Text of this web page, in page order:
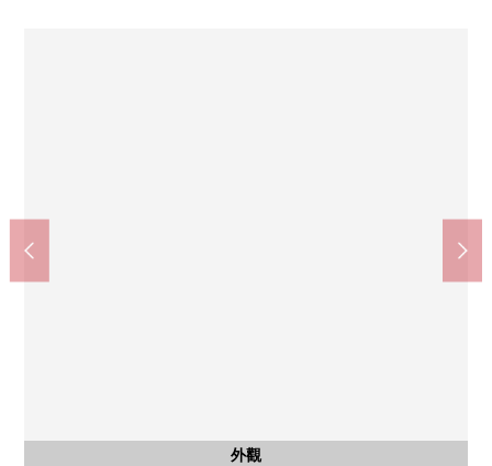
外觀
客廳
LDK(約13.7張塌塌米)
客廳
LDK(約13.7張塌塌米)
客廳
LDK(約13.7張塌塌米)
客廳
LDK(約13.7張塌塌米)
收納
收納(LDK約13.7張塌塌米部分)
廚房
廚房
公共汽車
浴室
洗臉
盥洗台
廁所
其他
附帶TV監視器的內部對講機
室內
西式房間(約5.8張塌塌米)
室內
西式房間(約5.8張塌塌米)
室內
西式房間(約5.8張塌塌米)
室內
西式房間(約5.8張塌塌米)
室內
西式房間(約4.9張塌塌米)
室內
西式房間(約4.9張塌塌米)
室內
西式房間(約4.9張塌塌米)
室內
西式房間(約4.9張塌塌米)
室內
西式房間(約4.9張塌塌米)
陽台
風景
風景
門口
入口
入口
共有部分
電梯
共有部分
防盜門
共有部分
信箱
共有部分
宅配保管櫃
停車場
停車場
共有部分
摩托車堆放處
共有部分
垃圾堆放處
其他
用地裡面的公園
外觀
在入口的前面
外觀
粕屋町立粕屋中央小學(約1020m)